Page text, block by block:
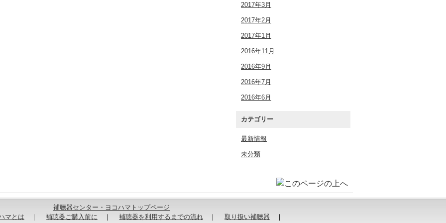
2017年3月
2017年2月
2017年1月
2016年11月
2016年9月
2016年7月
2016年6月
カテゴリー
最新情報
未分類
補聴器センター・ヨコハマトップページ
マとは ｜ 補聴器ご購入前に ｜ 補聴器を利用するまでの流れ ｜ 取り扱い補聴器 ｜